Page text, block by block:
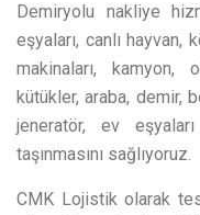
Demiryolu nakliye
eşyaları, canlı hayvan,
makinaları,
kütükler, araba, demir,
jeneratör, ev
taşınmasını sağlıyoruz.
CMK Lojistik olarak